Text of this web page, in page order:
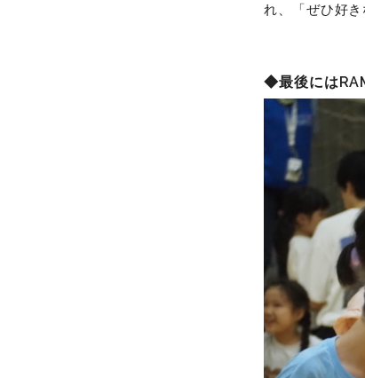
れ、「ぜひ好
◆最後には